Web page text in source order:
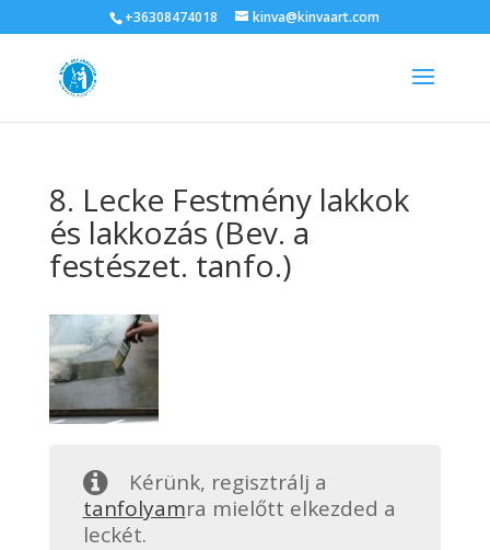
+36308474018 kinva@kinvaart.com
8. Lecke Festmény lakkok
és lakkozás (Bev. a
festészet. tanfo.)
Kérünk, regisztrálj a
tanfolyamra mielőtt elkezded a
leckét.